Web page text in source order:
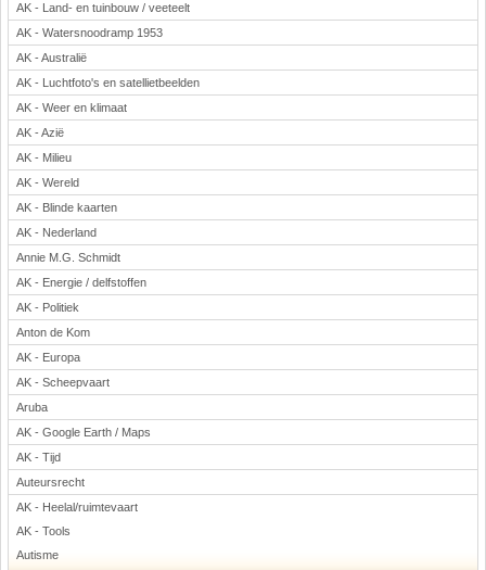
Sport
Techniek
Verkeer
Wiskunde
Onderwerpen
Apps en tablets
Collecties digibord
Digiborden / touchscreens
Digibordtools
Downloads basisonderwijs
Herfst
Kerstmis
Kinder-/Jeugdboeken
Lente
Onderbouw PO
Pasen
Voetbal
AK - Land- en tuinbouw / veeteelt
AK - Watersnoodramp 1953
AK - Australië
AK - Luchtfoto's en satellietbeelden
AK - Weer en klimaat
AK - Azië
AK - Milieu
AK - Wereld
AK - Blinde kaarten
AK - Nederland
Annie M.G. Schmidt
AK - Energie / delfstoffen
AK - Politiek
Anton de Kom
AK - Europa
AK - Scheepvaart
Aruba
AK - Google Earth / Maps
AK - Tijd
Auteursrecht
AK - Heelal/ruimtevaart
AK - Tools
Autisme